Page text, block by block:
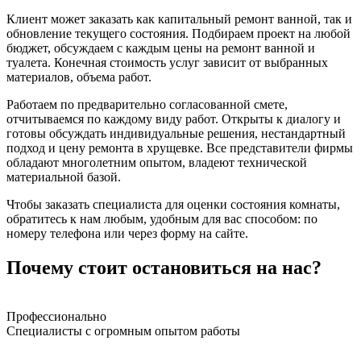
Клиент может заказать как капитальный ремонт ванной, так и
обновление текущего состояния. Подбираем проект на любой
бюджет, обсуждаем с каждым цены на ремонт ванной и
туалета. Конечная стоимость услуг зависит от выбранных
материалов, объема работ.
Работаем по предварительно согласованной смете,
отчитываемся по каждому виду работ. Открыты к диалогу и
готовы обсуждать индивидуальные решения, нестандартный
подход и цену ремонта в хрущевке. Все представители фирмы
обладают многолетним опытом, владеют технической
материальной базой.
Чтобы заказать специалиста для оценки состояния комнаты,
обратитесь к нам любым, удобным для вас способом: по
номеру телефона или через форму на сайте.
Почему стоит остановиться на нас?
Профессионально
Специалисты с огромным опытом работы